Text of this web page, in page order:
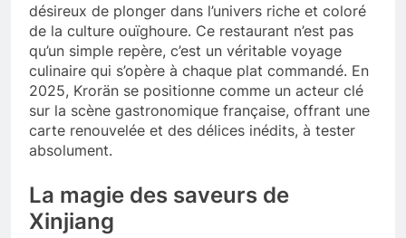
désireux de plonger dans l’univers riche et coloré
de la culture ouïghoure. Ce restaurant n’est pas
qu’un simple repère, c’est un véritable voyage
culinaire qui s’opère à chaque plat commandé. En
2025, Krorän se positionne comme un acteur clé
sur la scène gastronomique française, offrant une
carte renouvelée et des délices inédits, à tester
absolument.
La magie des saveurs de
Xinjiang